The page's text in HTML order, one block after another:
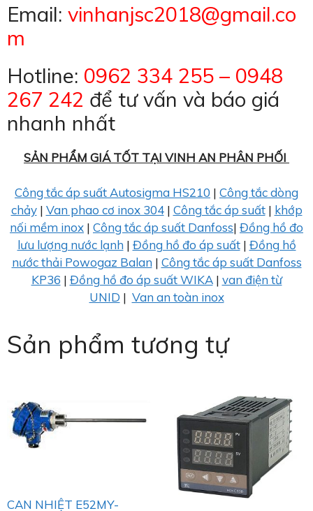
Email: vinhanjsc2018@gmail.co
m
Hotline: 0962 334 255 – 0948
267 242 để tư vấn và báo giá
nhanh nhất
SẢN PHẨM GIÁ TỐT TẠI VINH AN PHÂN PHỐI
Công tắc áp suất Autosigma HS210 | Công tắc dòng
chảy| Van phao cơ inox 304| Công tắc áp suất| khớp
nối mềm inox | Công tắc áp suất Danfoss| Đồng hồ đo
lưu lượng nước lạnh | Đồng hồ đo áp suất| Đồng hồ
nước thải Powogaz Balan | Công tắc áp suất Danfoss
KP36 | Đồng hồ đo áp suất WIKA| van điện từ
UNID | Van an toàn inox
Sản phẩm tương tự
CAN NHIỆT E52MY-